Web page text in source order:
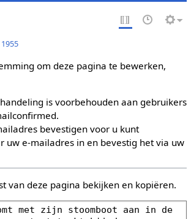
om deze pagina te bewerken,
is voorbehouden aan gebruikers
bevestigen voor u kunt
uw e-mailadres in en bevestig het via uw
van deze pagina bekijken en kopiëren.